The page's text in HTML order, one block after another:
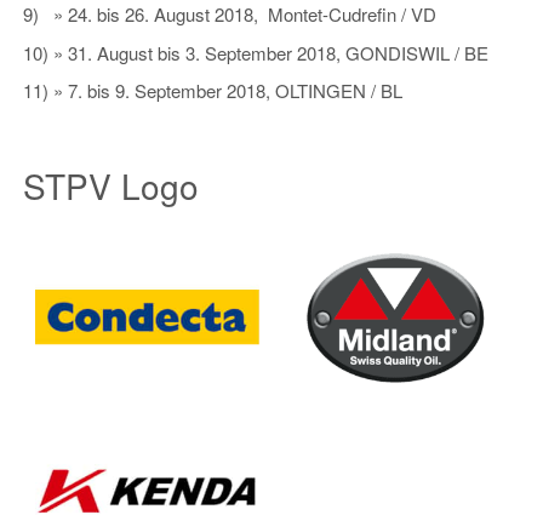
9) » 24. bis 26. August 2018, Montet-Cudrefin / VD
10) » 31. August bis 3. September 2018, GONDISWIL / BE
11) » 7. bis 9. September 2018, OLTINGEN / BL
STPV Logo